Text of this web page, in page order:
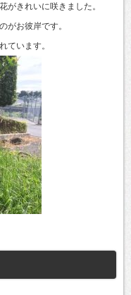
がきれいに咲きました。
がお彼岸です。
ています。